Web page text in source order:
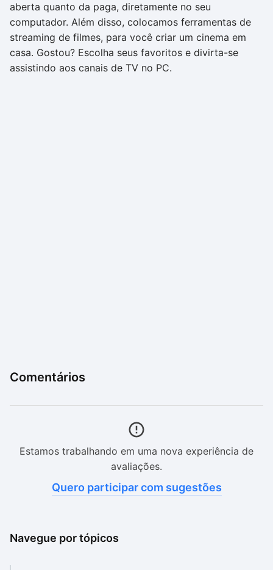
aberta quanto da paga, diretamente no seu
computador. Além disso, colocamos ferramentas de
streaming de filmes, para você criar um cinema em
casa. Gostou? Escolha seus favoritos e divirta-se
assistindo aos canais de TV no PC.
Comentários
Estamos trabalhando em uma nova experiência de
avaliações.
Quero participar com sugestões
Navegue por tópicos